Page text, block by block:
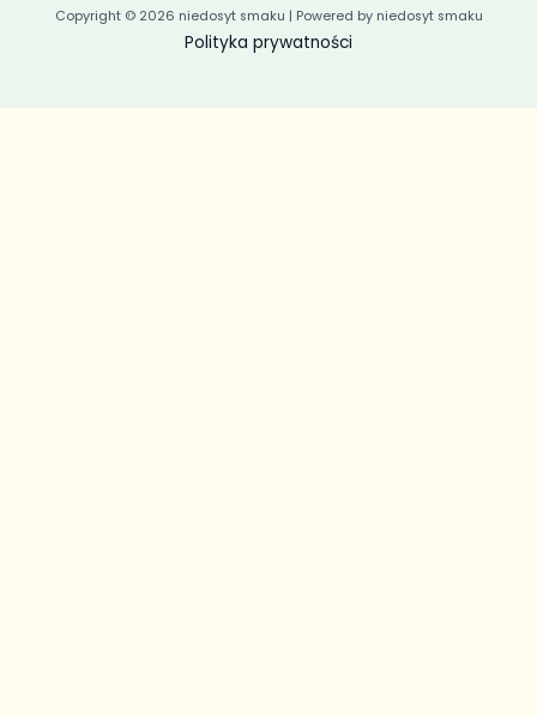
Copyright © 2026 niedosyt smaku | Powered by niedosyt smaku
Polityka prywatności